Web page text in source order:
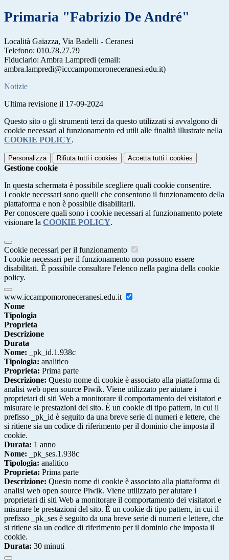
Primaria "Fabrizio De André"
Località Gaiazza, Via Badelli - Ceranesi
Telefono: 010.78.27.79
Fiduciario: Ambra Lampredi (email:
ambra.lampredi@icccampomoroneceranesi.edu.it)
Notizie
Ultima revisione il 17-09-2024
Questo sito o gli strumenti terzi da questo utilizzati si avvalgono di
cookie necessari al funzionamento ed utili alle finalità illustrate nella
COOKIE POLICY.
Personalizza Rifiuta tutti i cookies Accetta tutti i cookies
Gestione cookie
In questa schermata è possibile scegliere quali cookie consentire.
I cookie necessari sono quelli che consentono il funzionamento della
piattaforma e non è possibile disabilitarli.
Per conoscere quali sono i cookie necessari al funzionamento potete
visionare la COOKIE POLICY.
Cookie necessari per il funzionamento
I cookie necessari per il funzionamento non possono essere
disabilitati. È possibile consultare l'elenco nella pagina della cookie
policy.
www.iccampomoroneceranesi.edu.it
Nome
Tipologia
Proprieta
Descrizione
Durata
Nome: _pk_id.1.938c
Tipologia: analitico
Proprieta: Prima parte
Descrizione: Questo nome di cookie è associato alla piattaforma di
analisi web open source Piwik. Viene utilizzato per aiutare i
proprietari di siti Web a monitorare il comportamento dei visitatori e
misurare le prestazioni del sito. È un cookie di tipo pattern, in cui il
prefisso _pk_id è seguito da una breve serie di numeri e lettere, che
si ritiene sia un codice di riferimento per il dominio che imposta il
cookie.
Durata: 1 anno
Nome: _pk_ses.1.938c
Tipologia: analitico
Proprieta: Prima parte
Descrizione: Questo nome di cookie è associato alla piattaforma di
analisi web open source Piwik. Viene utilizzato per aiutare i
proprietari di siti Web a monitorare il comportamento dei visitatori e
misurare le prestazioni del sito. È un cookie di tipo pattern, in cui il
prefisso _pk_ses è seguito da una breve serie di numeri e lettere, che
si ritiene sia un codice di riferimento per il dominio che imposta il
cookie.
Durata: 30 minuti